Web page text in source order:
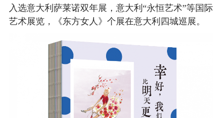
入选意大利萨莱诺双年展，意大利“永恒艺术”等国际
艺术展览，《东方女人》个展在意大利四城巡展。